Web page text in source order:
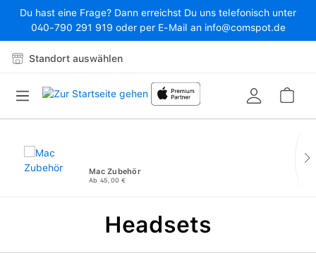
Zum Hauptinhalt springen
Du hast eine Frage? Dann erreichst Du uns telefonisch unter
040-790 291 919 oder per E-Mail an info@comspot.de
Standort auswählen
Mac Zubehör
Ab 45,00 €
Headsets